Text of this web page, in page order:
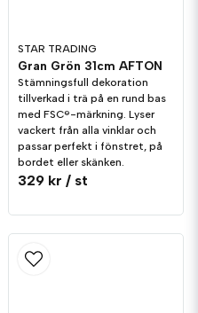
STAR TRADING
Gran Grön 31cm AFTON
Stämningsfull dekoration
tillverkad i trä på en rund bas
med FSC®-märkning. Lyser
vackert från alla vinklar och
passar perfekt i fönstret, på
bordet eller skänken.
329 kr / st